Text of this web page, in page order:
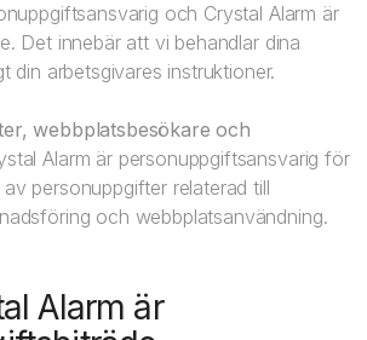
och Crystal Alarm är
Det innebär att vi behandlar dina
din arbetsgivares instruktioner.
webbplatsbesökare och
Alarm är personuppgiftsansvarig för
personuppgifter relaterad till
och webbplatsanvändning.
Alarm är